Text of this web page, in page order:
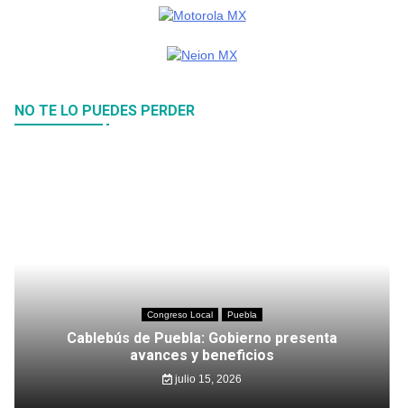
NO TE LO PUEDES PERDER
Congreso Local Puebla
Cablebús de Puebla: Gobierno presenta
avances y beneficios
julio 15, 2026